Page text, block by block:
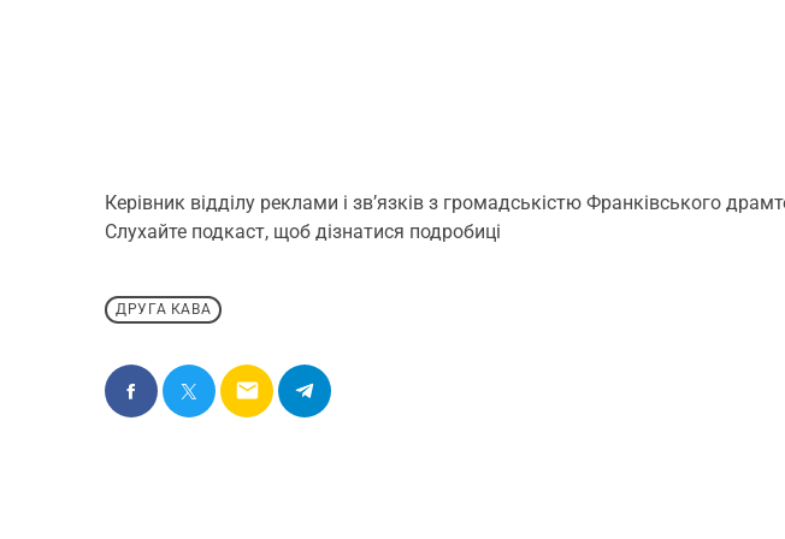
Керівник відділу реклами і зв’язків з громадськістю Франківського
Слухайте подкаст, щоб дізнатися подробиці
ДРУГА КАВА
email